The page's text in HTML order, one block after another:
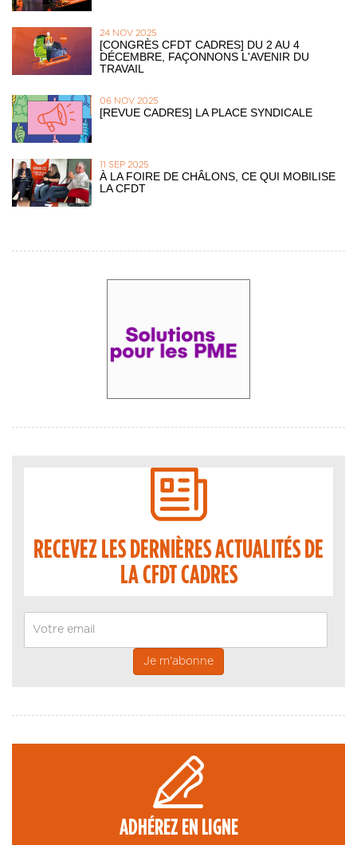
24 NOV 2025
[CONGRÈS CFDT CADRES] DU 2 AU 4
DÉCEMBRE, FAÇONNONS L'AVENIR DU
TRAVAIL
06 NOV 2025
[REVUE CADRES] LA PLACE SYNDICALE
11 SEP 2025
À LA FOIRE DE CHÂLONS, CE QUI MOBILISE
LA CFDT
RECEVEZ LES DERNIÈRES ACTUALITÉS DE
LA CFDT CADRES
ADHÉREZ EN LIGNE